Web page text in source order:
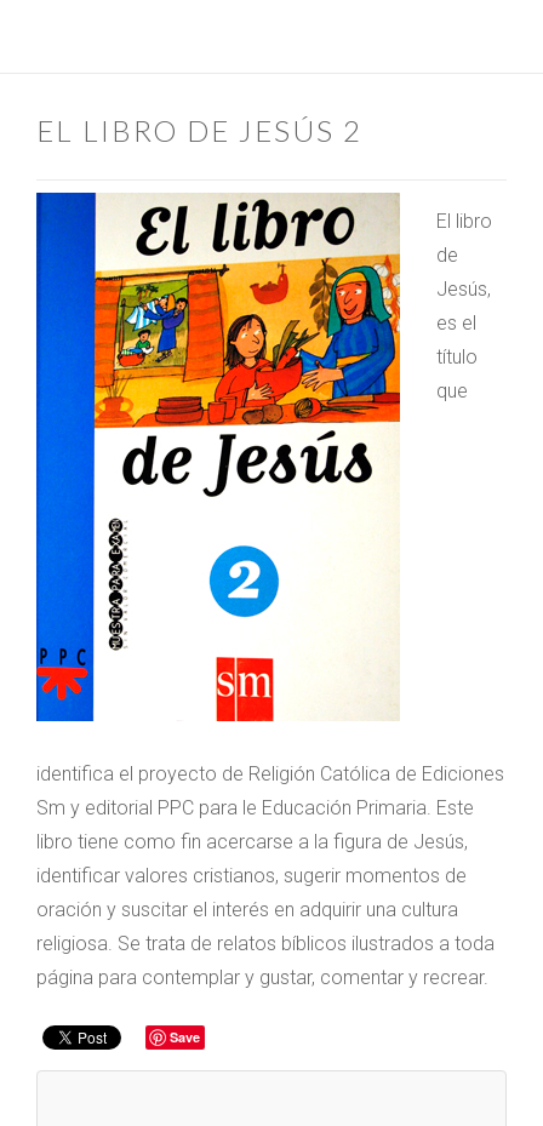
EL LIBRO DE JESÚS 2
El libro
de
Jesús,
es el
título
que
identifica el proyecto de Religión Católica de Ediciones
Sm y editorial PPC para le Educación Primaria. Este
libro tiene como fin acercarse a la figura de Jesús,
identificar valores cristianos, sugerir momentos de
oración y suscitar el interés en adquirir una cultura
religiosa. Se trata de relatos bíblicos ilustrados a toda
página para contemplar y gustar, comentar y recrear.
Save